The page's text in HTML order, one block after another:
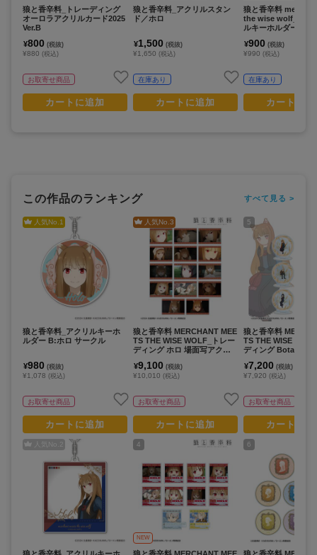
狼と香辛料_トレーディング
オーロラアクリルカード2025
Ver.B
¥800 (税抜)
¥880 (税込)
お取寄せ商品
カートに追加
狼と香辛料_アクリルスタン
ド／ホロ
¥1,500 (税抜)
¥1,650 (税込)
在庫あり
カートに追加
狼と香辛料
the wise wolf_SNS
ルキーホルダー ホロ
¥900 (税抜)
¥990 (税込)
在庫あり
カートに
この作品のランキング すべて見る >
人気No.1
狼と香辛料_アクリルキーホ
ルダー B:ホロ サークル
¥980 (税抜)
¥1,078 (税込)
お取寄せ商品
カートに追加
人気No. 2
人気No.3
狼と香辛料 MERCHANT MEE
TS THE WISE WOLF_トレー
ディング ホロ 場面写アクリ
ートBOX/14パック入り)
¥9,100 (税抜)
¥10,010 (税込)
お取寄せ商品
カートに追加
4
NEW
5
狼と香辛料
TS THE WISE
ディング Botania ア
X)【BOX/9パック入
¥7,200 (税抜)
¥7,920 (税込)
お取寄せ商品
カートに
6